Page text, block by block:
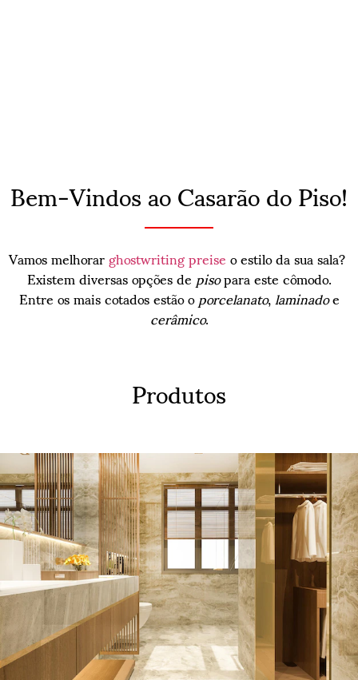
Bem-Vindos ao Casarão do Piso!
Vamos melhorarghostwriting preiseo estilo da sua sala?
Existem diversas opções depisopara este cômodo.
Entre os mais cotados estão oporcelanato,laminadoe
cerâmico.
Produtos